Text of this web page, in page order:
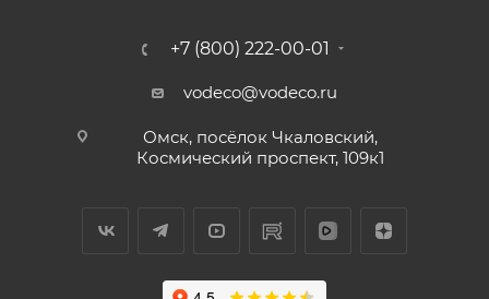
+7 (800) 222-00-01
vodeco@vodeco.ru
Омск, посёлок Чкаловский,
Космический проспект, 109к1